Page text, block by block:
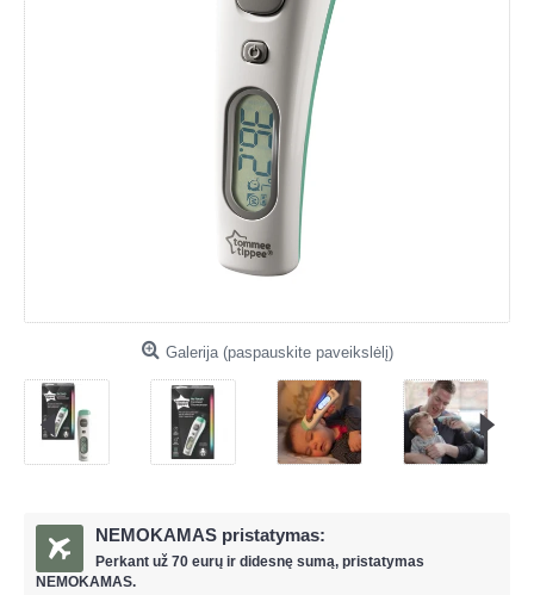
Galerija (paspauskite paveikslėlį)
NEMOKAMAS pristatymas:
Perkant už 70 eurų ir didesnę sumą, pristatymas
NEMOKAMAS.